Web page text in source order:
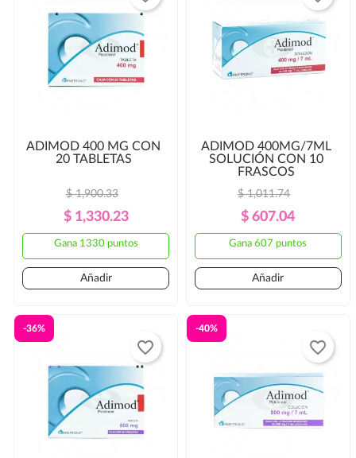
ADIMOD 400 MG CON
20 TABLETAS
Precio
Regular
$ 1,900.33
Precio
$ 1,330.23
Gana 1330 puntos
Añadir
ADIMOD 400MG/7ML
SOLUCIÓN CON 10
FRASCOS
Precio
Regular
$ 1,011.74
Precio
$ 607.04
Gana 607 puntos
Añadir
-36%
favorite_border
-40%
favorite_border